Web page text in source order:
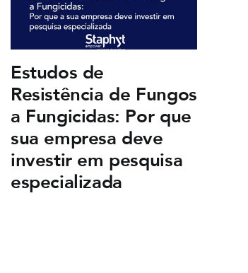
Estudos de
Resistência de Fungos
a Fungicidas: Por que
sua empresa deve
investir em pesquisa
especializada